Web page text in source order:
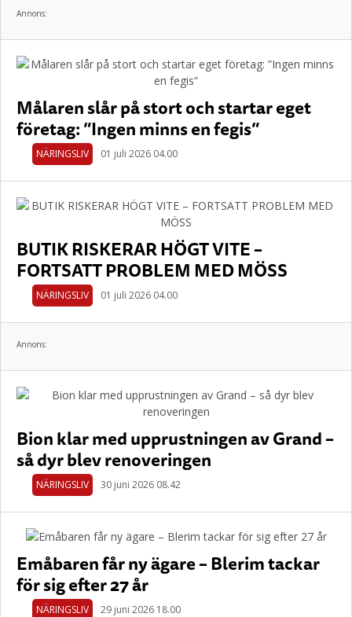
Annons:
Målaren slår på stort och startar eget
företag: ”Ingen minns en fegis”
NÄRINGSLIV 01 juli 2026 04.00
BUTIK RISKERAR HÖGT VITE –
FORTSATT PROBLEM MED MÖSS
NÄRINGSLIV 01 juli 2026 04.00
Annons:
Bion klar med upprustningen av Grand –
så dyr blev renoveringen
NÄRINGSLIV 30 juni 2026 08.42
Emåbaren får ny ägare – Blerim tackar
för sig efter 27 år
NÄRINGSLIV 29 juni 2026 18.00